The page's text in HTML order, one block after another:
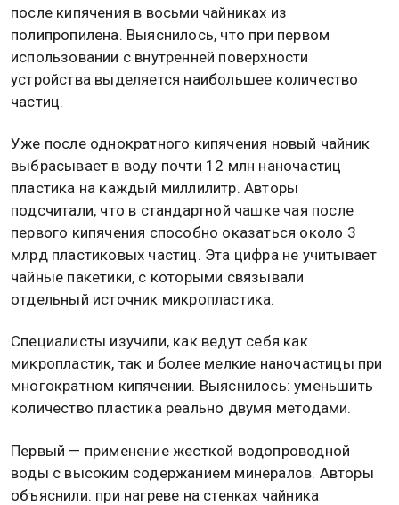
после кипячения в восьми чайниках из
полипропилена. Выяснилось, что при первом
использовании с внутренней поверхности
устройства выделяется наибольшее количество
частиц.
Уже после однократного кипячения новый чайник
выбрасывает в воду почти 12 млн наночастиц
пластика на каждый миллилитр. Авторы
подсчитали, что в стандартной чашке чая после
первого кипячения способно оказаться около 3
млрд пластиковых частиц. Эта цифра не учитывает
чайные пакетики, с которыми связывали
отдельный источник микропластика.
Специалисты изучили, как ведут себя как
микропластик, так и более мелкие наночастицы при
многократном кипячении. Выяснилось: уменьшить
количество пластика реально двумя методами.
Первый — применение жесткой водопроводной
воды с высоким содержанием минералов. Авторы
объяснили: при нагреве на стенках чайника